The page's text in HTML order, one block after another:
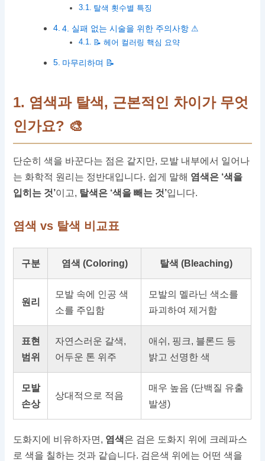
탈색 횟수별 특징
4. 실패 없는 시술을 위한 주의사항 ⚠
📝 헤어 컬러링 핵심 요약
마무리하며 📝
1. 염색과 탈색, 근본적인 차이가 무엇
인가요? 🎨
단순히 색을 바꾼다는 점은 같지만, 모발 내부에서 일어나
는 화학적 원리는 정반대입니다. 쉽게 말해 염색은 ‘색을
입히는 것’이고, 탈색은 ‘색을 빼는 것’입니다.
염색 vs 탈색 비교표
구분 염색 (Coloring) 탈색 (Bleaching)
원리
모발 속에 인공 색
소를 주입함
모발의 멜라닌 색소를
파괴하여 제거함
표현
범위
자연스러운 갈색,
어두운 톤 위주
애쉬, 핑크, 블론드 등
밝고 선명한 색
모발
손상
상대적으로 적음
매우 높음 (단백질 유출
발생)
도화지에 비유하자면, 염색은 검은 도화지 위에 크레파스
로 색을 칠하는 것과 같습니다. 검은색 위에는 어떤 색을